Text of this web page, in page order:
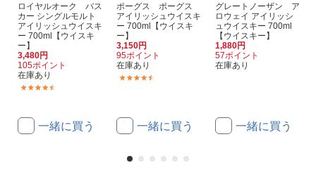
ロイヤルオーク バス
カー シングルモルト
アイリッシュウイスキ
ー 700ml【ウイスキ
ー】
3,480円
105ポイント
在庫あり
一緒に買う
ポーグス ポーグス
アイリッシュウイスキ
ー 700ml【ウイスキ
ー】
3,150円
95ポイント
在庫あり
一緒に買う
グレートノーザン ア
ロウェイ アイリッシ
ュウイスキー 700ml
【ウイスキー】
1,880円
57ポイント
在庫あり
一緒に買う